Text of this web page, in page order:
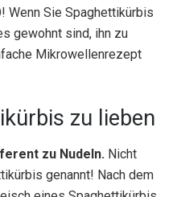
Wenn Sie Spaghettikürbis
gewohnt sind, ihn zu
Mikrowellenrezept
zu lieben
zu Nudeln. Nicht
genannt! Nach dem